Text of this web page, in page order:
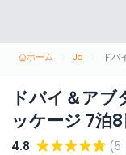
ホーム Ja
ドバイ＆ア
ッケージ 7泊8
4.8 (5